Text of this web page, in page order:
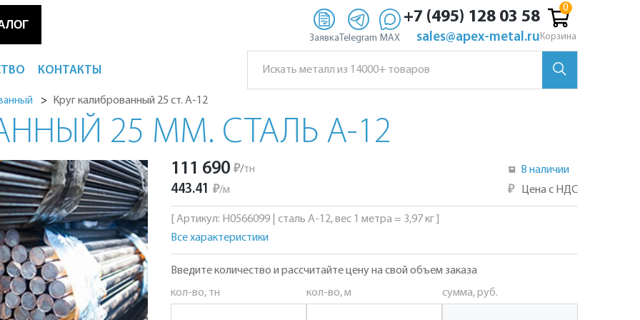
Заявка Telegram MAX
+7 (495) 128 03 58
sales@apex-metal.ru Корзина
КОНТАКТЫ
Круг калиброванный 25 ст. А-12
25 ММ. СТАЛЬ А-12
111 690 ₽/тн
443.41 ₽/м
В наличии
₽
Цена с НДС
[ Артикул: Н0566099 | сталь А-12, вес 1 метра = 3,97 кг ]
Все характеристики
Введите количество и рассчитайте цену на свой объем заказа
кол-во, тн
кол-во, м сумма, руб.